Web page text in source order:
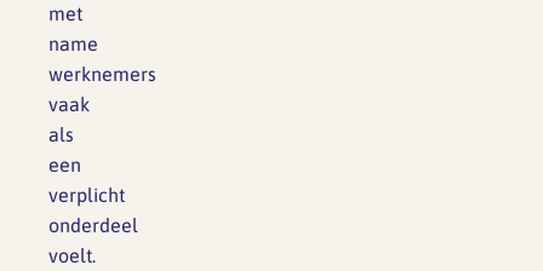
met
name
werknemers
vaak
als
een
verplicht
onderdeel
voelt.